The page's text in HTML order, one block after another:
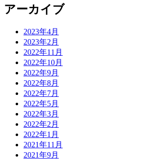
アーカイブ
2023年4月
2023年2月
2022年11月
2022年10月
2022年9月
2022年8月
2022年7月
2022年5月
2022年3月
2022年2月
2022年1月
2021年11月
2021年9月